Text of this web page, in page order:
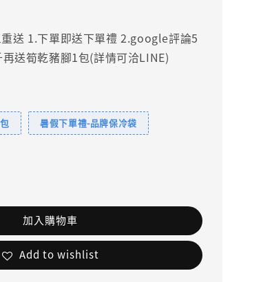
送 1.下單即送下單禮 2.google評論5
送筍乾豬腳1包(詳情可洽LINE)
暑假下單禮-品牌保冷袋
加入購物車
Add to wishlist